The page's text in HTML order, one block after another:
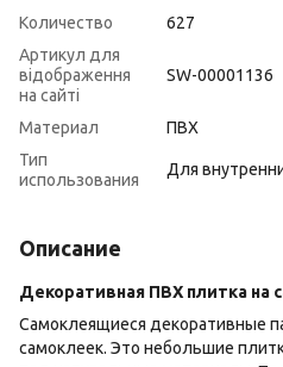
Количество
627
Артикул для
відображення
на сайті
SW-00001136
Материал
ПВХ
Тип
использования
Для
Описание
Декоративная ПВХ плитка на
Самоклеящиеся декоративные
самоклеек. Это небольшие